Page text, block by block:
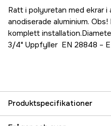
Ratt i polyuretan med ekrar
anodiserade aluminium.
komplett
3/4" Uppfyller EN 28848 –
Produktspecifikationer